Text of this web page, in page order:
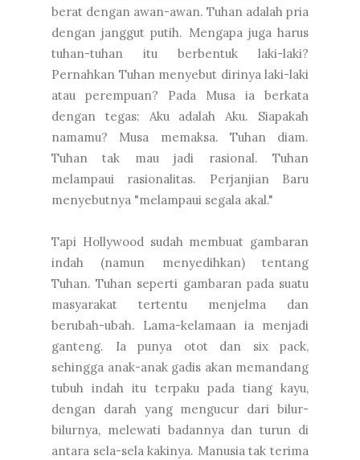
berat dengan awan-awan. Tuhan adalah pria
dengan janggut putih. Mengapa juga harus
tuhan-tuhan itu berbentuk laki-laki?
Pernahkan Tuhan menyebut dirinya laki-laki
atau perempuan? Pada Musa ia berkata
dengan tegas: Aku adalah Aku. Siapakah
namamu? Musa memaksa. Tuhan diam.
Tuhan tak mau jadi rasional. Tuhan
melampaui rasionalitas. Perjanjian Baru
menyebutnya "melampaui segala akal."
Tapi Hollywood sudah membuat gambaran
indah (namun menyedihkan) tentang
Tuhan. Tuhan seperti gambaran pada suatu
masyarakat tertentu menjelma dan
berubah-ubah. Lama-kelamaan ia menjadi
ganteng. Ia punya otot dan six pack,
sehingga anak-anak gadis akan memandang
tubuh indah itu terpaku pada tiang kayu,
dengan darah yang mengucur dari bilur-
bilurnya, melewati badannya dan turun di
antara sela-sela kakinya. Manusia tak terima